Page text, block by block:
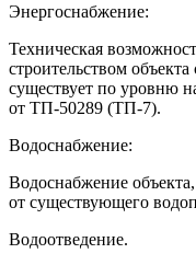
Энергоснабжение:
Техническая
строительством
существует по уровню
от ТП-50289 (ТП-7).
Водоснабжение:
Водоснабжение
от существующего
Водоотведение.